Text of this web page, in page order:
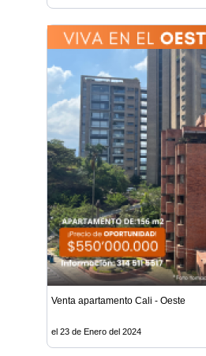
Venta apartamento Cali - Oeste
el 23 de Enero del 2024